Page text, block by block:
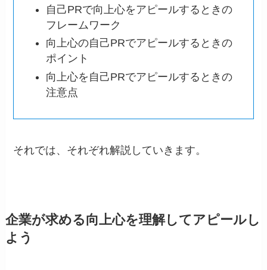
自己PRで向上心をアピールするときの
フレームワーク
向上心の自己PRでアピールするときの
ポイント
向上心を自己PRでアピールするときの
注意点
それでは、それぞれ解説していきます。
企業が求める向上心を理解してアピールし
よう